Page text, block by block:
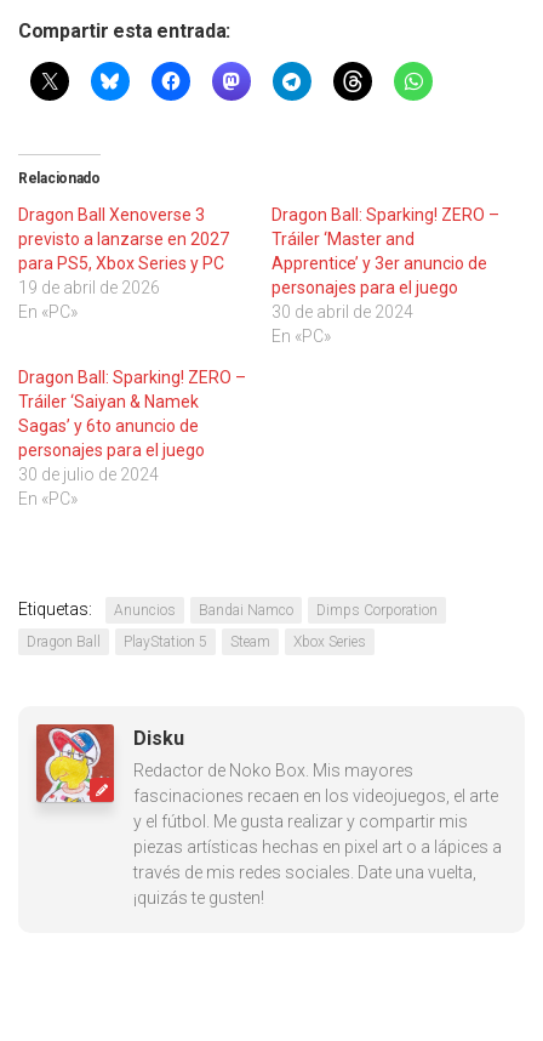
Compartir esta entrada:
Relacionado
Dragon Ball Xenoverse 3
previsto a lanzarse en 2027
para PS5, Xbox Series y PC
19 de abril de 2026
En «PC»
Dragon Ball: Sparking! ZERO –
Tráiler ‘Master and
Apprentice’ y 3er anuncio de
personajes para el juego
30 de abril de 2024
En «PC»
Dragon Ball: Sparking! ZERO –
Tráiler ‘Saiyan & Namek
Sagas’ y 6to anuncio de
personajes para el juego
30 de julio de 2024
En «PC»
Etiquetas: Anuncios Bandai Namco
Dimps Corporation
Dragon Ball
PlayStation 5 Steam Xbox Series
Disku
Redactor de Noko Box. Mis mayores
fascinaciones recaen en los videojuegos, el arte
y el fútbol. Me gusta realizar y compartir mis
piezas artísticas hechas en pixel art o a lápices a
través de mis redes sociales. Date una vuelta,
¡quizás te gusten!